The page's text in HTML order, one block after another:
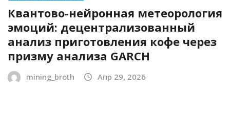
Квантово-нейронная метеорология
эмоций: децентрализованный
анализ приготовления кофе через
призму анализа GARCH
mining_broth Апр 29, 2026